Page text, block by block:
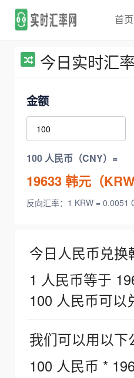
首页
今日实时汇率
金额
100 人民币（CNY）=
19633韩元（KRW
反向汇率：1 KRW = 0.0051
今日人民币兑换
1 人民币等于
100 人民币可以
我们可以用以下
100 人民币 *